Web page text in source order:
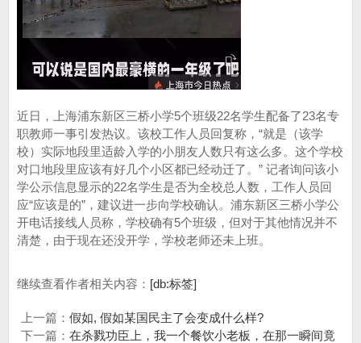
近日，上海浦东新区三桥小学5个班级22名学生配备了23名专
职教师一事引发热议。该校工作人员回复称，“就是（该学
校）实际地段里适龄入学的小朋友人数只有这么多。这个学校
对口地段里应该有好几个小区都已经动迁了。” 记者询问该小
学公示信息显示的22名学生是否为全校总人数，工作人员回
应“应该是的”，建议进一步向学校确认。浦东新区三桥小学公
开电话接线人员称，学校确有5个班级，但对于其他情况并不
清楚，由于现在还没开学，学校老师还未上班。
继续查看作者相关内容： [db:标签]
上一篇： 假如, 假如某国民主了会变成什么样?
下一篇： 在杀戮功臣上，我一个餐饮小老板，在那一瞬间竟